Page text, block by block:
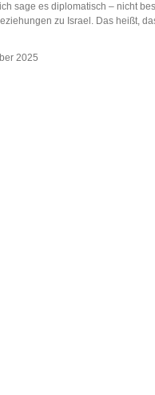
sage es diplomatisch – nicht
zu Israel. Das heißt,
2025